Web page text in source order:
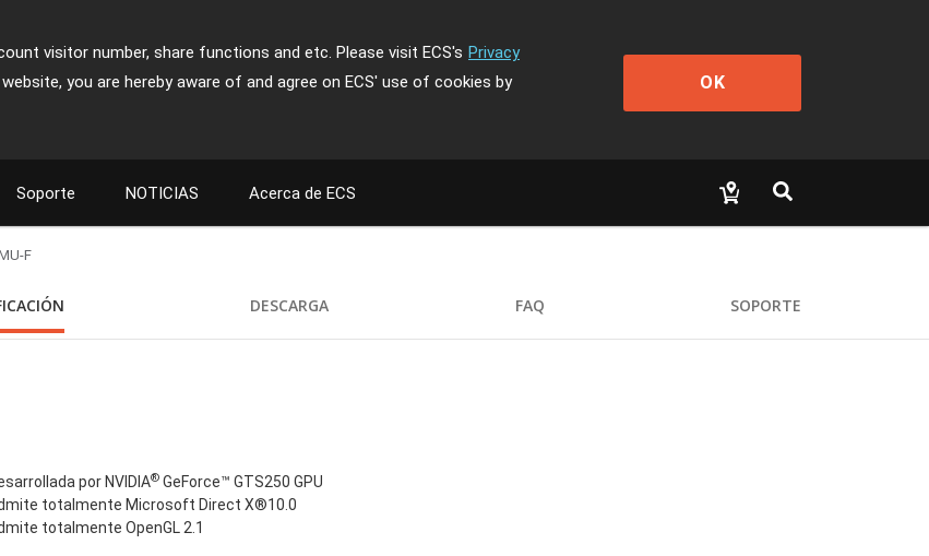
visitor number, share functions and etc. Please visit ECS's Privacy
you are hereby aware of and agree on ECS' use of cookies by
OK
Soporte NOTICIAS Acerca de ECS
F
DESCARGA FAQ SOPORTE
por NVIDIA® GeForce™ GTS250 GPU
totalmente Microsoft Direct X®10.0
totalmente OpenGL 2.1